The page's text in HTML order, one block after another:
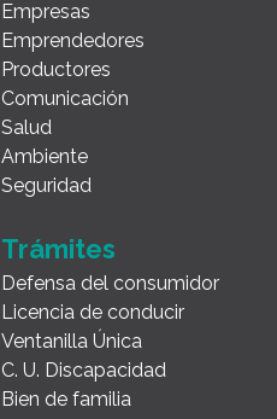
Empresas
Emprendedores
Productores
Comunicación
Salud
Ambiente
Seguridad
Trámites
Defensa del consumidor
Licencia de conducir
Ventanilla Única
C. U. Discapacidad
Bien de familia